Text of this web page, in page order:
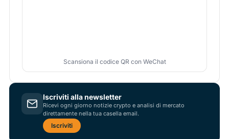
Scansiona il codice QR con WeChat
Iscriviti alla newsletter
Ricevi ogni giorno notizie crypto e analisi di mercato
direttamente nella tua casella email.
Iscriviti